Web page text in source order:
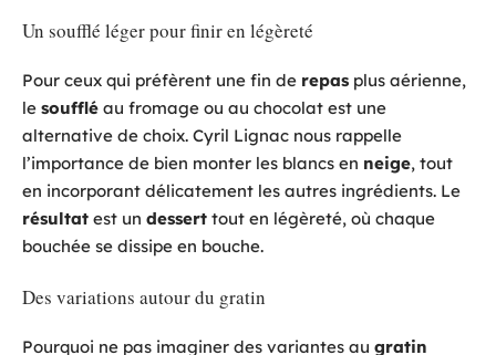
Un soufflé léger pour finir en légèreté
Pour ceux qui préfèrent une fin de repas plus aérienne,
le soufflé au fromage ou au chocolat est une
alternative de choix. Cyril Lignac nous rappelle
l’importance de bien monter les blancs en neige, tout
en incorporant délicatement les autres ingrédients. Le
résultat est un dessert tout en légèreté, où chaque
bouchée se dissipe en bouche.
Des variations autour du gratin
Pourquoi ne pas imaginer des variantes au gratin